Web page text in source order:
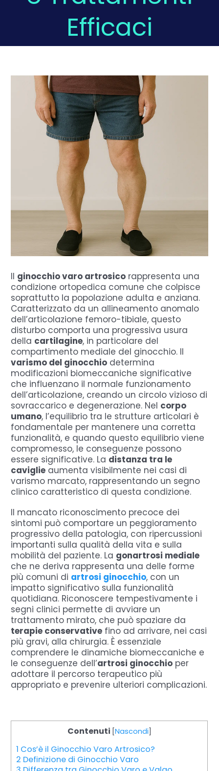
Domande Frequenti
Prenota
Efficaci
Il ginocchio varo artrosico rappresenta una
condizione ortopedica comune che colpisce
soprattutto la popolazione adulta e anziana.
Caratterizzato da un allineamento anomalo
dell’articolazione femoro-tibiale, questo
disturbo comporta una progressiva usura
della cartilagine, in particolare del
compartimento mediale del ginocchio. Il
varismo del ginocchio determina
modificazioni biomeccaniche significative
che influenzano il normale funzionamento
dell’articolazione, creando un circolo vizioso di
sovraccarico e degenerazione. Nel corpo
umano, l’equilibrio tra le strutture articolari è
fondamentale per mantenere una corretta
funzionalità, e quando questo equilibrio viene
compromesso, le conseguenze possono
essere significative. La distanza tra le
caviglie aumenta visibilmente nei casi di
varismo marcato, rappresentando un segno
clinico caratteristico di questa condizione.
Il mancato riconoscimento precoce dei
sintomi può comportare un peggioramento
progressivo della patologia, con ripercussioni
importanti sulla qualità della vita e sulla
mobilità del paziente. La gonartrosi mediale
che ne deriva rappresenta una delle forme
più comuni di artrosi ginocchio, con un
impatto significativo sulla funzionalità
quotidiana. Riconoscere tempestivamente i
segni clinici permette di avviare un
trattamento mirato, che può spaziare da
terapie conservative fino ad arrivare, nei casi
più gravi, alla chirurgia. È essenziale
comprendere le dinamiche biomeccaniche e
le conseguenze dell’artrosi ginocchio per
adottare il percorso terapeutico più
appropriato e prevenire ulteriori complicazioni.
Contenuti [Nascondi]
1 Cos’è il Ginocchio Varo Artrosico?
2 Definizione di Ginocchio Varo